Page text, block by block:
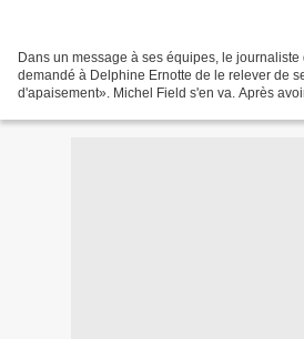
Dans un message à ses équipes, le
demandé à Delphine Ernotte de le relever de
d'apaisement». Michel Field s'en va. Après